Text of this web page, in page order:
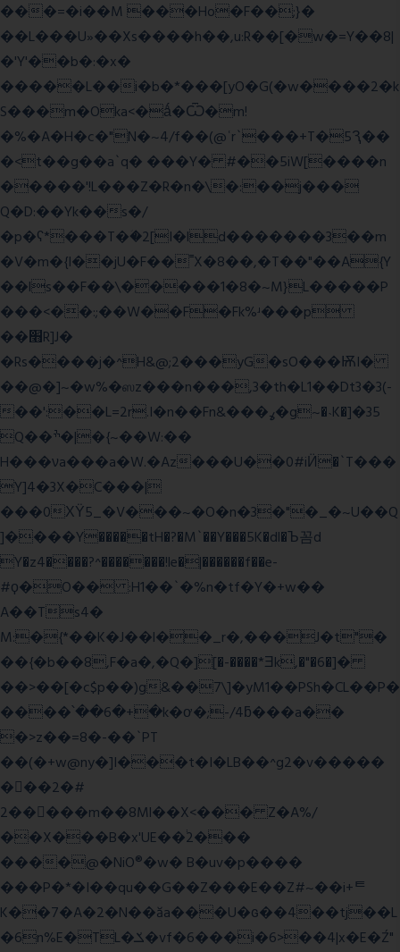
���=�i��M ���Ho�F��;}�
��L���U»��Xs����h��,u:R��[�w�=Y��8|
�'Y'��b�:�x�
�����L��i�b�*���[yO�G(�w����2�k
S���m�Oka<�ǻ�Ѿ�m!
�%�A�H�c�"N�~4/f��(@ʿr`���+T�5Ԇ��
�<t��g��a`q� ���Y� #��5iW[����n
�����'!L���Z�R�n�\�:��j���
Q�D:��Yk��s�/
�p�ʕ*���T�ؘ�2[I�ld�������3��m
�V�m�{I��jU�F��˭X�8��,�T��"��A{Y
��ls��F��\�����1�8�~M}L�����P
���<��:;��W��F�Fk%ʴ���p
��׫R]J�
�Rs����j�^H&@;2���yG�sO���ѬI�
��@�]~�w%�ஸz���n���,3�th�L1��Dt3�3(-
��':��L=2r.I�n��Fn&���ߩ�g~�˴K�]�35
Q��ׯ�|�{~��W:��
H���νa���a�W.�Az���U��0#iӤ�`T���
Y]4�3X�C���|
���0ХΫ5_�V���~�O�n�3�"�_�~U��Q
]����Y�����tH�?�M`��Y���5K�dl�Ъ꼼d
Y�z4����?^�������!le�|������f��e-
#ϙ�O�� :H1��`�%n�tf�Y�+w��
A��Ts4�
M:�{*��K�J��l��_r�,���J�t"�
��{�b��8,F�a�,�Q�][�-����*Ǝk,�"�6�]�
��>��[�c$p��)g&��7\]�yM1��PSh�CL��P�
����՝��6�+�k�ơ�;-/4ƃ���a��
�>z��=8�-��`PT
��(�+w@ny�]I���t�I�LB��^g2�v�����
��ٕ�2�#
2�����m��8Ml��X<��� Z�A%/
��X���B�x'UE��֔2���
����@�NiO®�w� B�uv�p����
���P�*�I��qu��G��Z��� E��Z#~��i+ᄐ
K��7�A�2�N��ăa���U�ɢ��4��tj��L
�6n%E�TL�ݎ�vf�6���i�6>��4|x�E�Ź"